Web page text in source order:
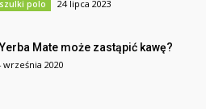
polo 24 lipca 2023
Mate może zastąpić kawę?
września 2020